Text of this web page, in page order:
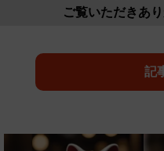
ご覧いただきあ
記